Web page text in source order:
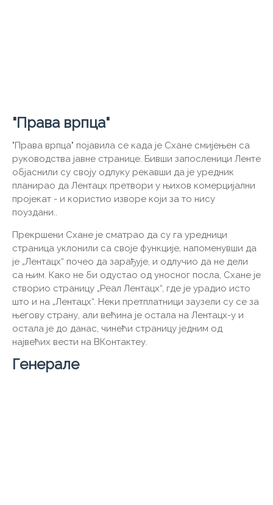
"Права врпца"
"Права врпца" појавила се када је Схане смијењен са
руководства јавне странице. Бивши запосленици Ленте
објаснили су своју одлуку рекавши да је уредник
планирао да Лентацх претвори у њихов комерцијални
пројекат - и користио изворе који за то нису
поуздани..
Прекршени Схане је сматрао да су га уредници
страница уклонили са своје функције, напоменувши да
је „Лентацх“ почео да зарађује, и одлучио да не дели
са њим. Како не би одустао од уносног посла, Схане је
створио страницу „Реал Лентацх“, где је урадио исто
што и на „Лентацх“. Неки претплатници заузели су се за
његову страну, али већина је остала на Лентацх-у и
остала је до данас, чинећи страницу једним од
највећих вести на ВКонтактеу.
Генерале